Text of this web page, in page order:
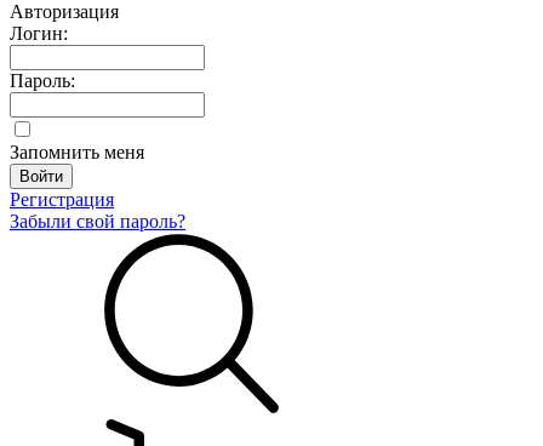
Авторизация
Логин:
Пароль:
Запомнить меня
Регистрация
Забыли свой пароль?